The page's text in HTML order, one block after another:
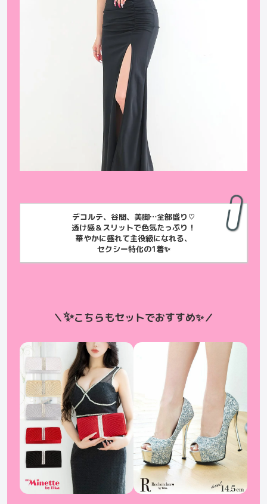
デコルテ、谷間、美脚…全部盛り♡
透け感＆スリットで色気たっぷり！
華やかに盛れて主役級になれる、
セクシー特化の1着✨
＼✨こちらもセットでおすすめ✨／